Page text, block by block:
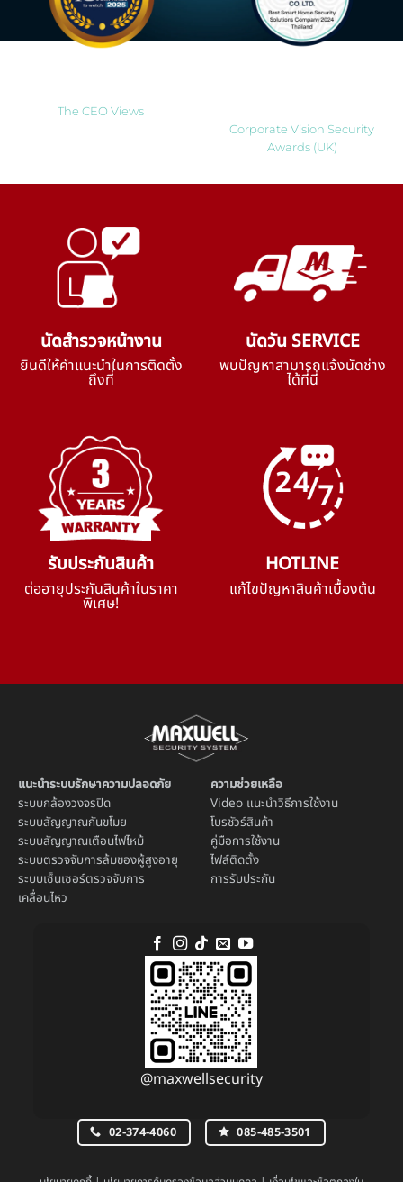
The CEO Views
Corporate Vision Security
Awards (UK)
นัดสำรวจหน้างาน
ยินดีให้คำแนะนำในการติดตั้ง
ถึงที่
นัดวัน SERVICE
พบปัญหาสามารถแจ้งนัดช่าง
ได้ที่นี่
รับประกันสินค้า
ต่ออายุประกันสินค้าในราคา
พิเศษ!
HOTLINE
แก้ไขปัญหาสินค้าเบื้องต้น
แนะนำระบบรักษาความปลอดภัย
ระบบกล้องวงจรปิด
ระบบสัญญาณกันขโมย
ระบบสัญญาณเตือนไฟไหม้
ระบบตรวจจับการล้มของผู้สูงอายุ
ระบบเซ็นเซอร์ตรวจจับการ
เคลื่อนไหว
ความช่วยเหลือ
Video แนะนำวิธีการใช้งาน
โบรชัวร์สินค้า
คู่มือการใช้งาน
ไฟล์ติดตั้ง
การรับประกัน
@maxwellsecurity
02-374-4060 085-485-3501